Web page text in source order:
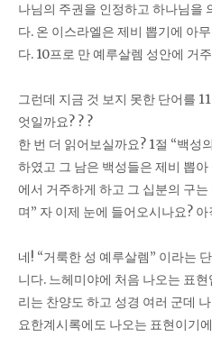
나님의 주권을 인정하고 하나님을
다. 온 이스라엘은 제비 뽑기에 아
다. 10프로 만 예루살렘 성안에 거
그런데 지금 것 보지 못한 단어를
엇일까요? ? ?
한 번 더 읽어보실까요? 1절 “백성
하였고 그 남은 백성들은 제비 뽑
에서 거주하게 하고 그 십분의 구
며” 자 이제 눈에 들어오시나요?
네! “거룩한 성 예루살렘” 이라는
니다. 느헤미야에 처음 나오는 표
리는 찬양도 하고 성경 여러 군데
요한계시록에도 나오는 표현이기